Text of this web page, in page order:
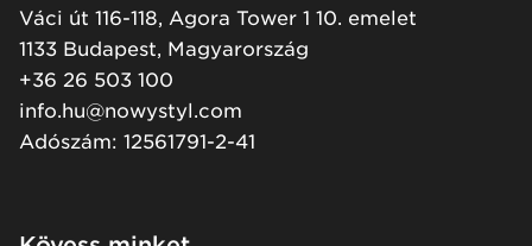
Váci út 116-118, Agora Tower 1 10. emelet
1133 Budapest, Magyarország
+36 26 503 100
info.hu@nowystyl.com
Adószám: 12561791-2-41